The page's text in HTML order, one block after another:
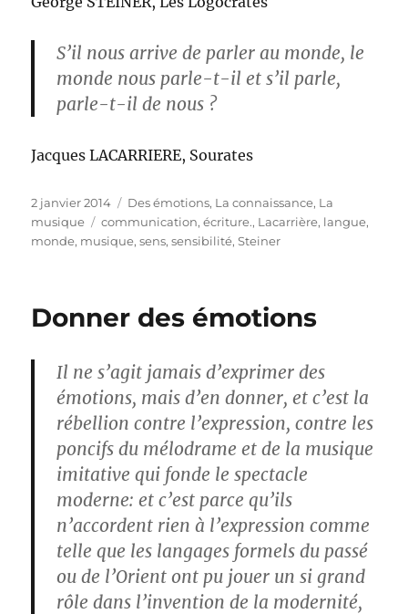
S’il nous arrive de parler au monde, le
monde nous parle-t-il et s’il parle,
parle-t-il de nous ?
Jacques LACARRIERE, Sourates
Publié
le
2 janvier 2014 Catégories
Des émotions, La connaissance, La
musique
Étiquettes
communication,écriture., Lacarrière, langue,
monde, musique,sens,sensibilité,Steiner
Donner des émotions
Il ne s’agit jamais d’exprimer des
émotions, mais d’en donner, et c’est la
rébellion contre l’expression, contre les
poncifs du mélodrame et de la musique
imitative qui fonde le spectacle
moderne: et c’est parce qu’ils
n’accordent rien à l’expression comme
telle que les langages formels du passé
ou de l’Orient ont pu jouer un si grand
rôle dans l’invention de la modernité,